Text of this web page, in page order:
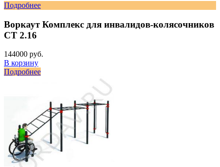
Подробнее
Воркаут Комплекс для инвалидов-колясочников
СТ 2.16
144000 руб.
В корзину
Подробнее